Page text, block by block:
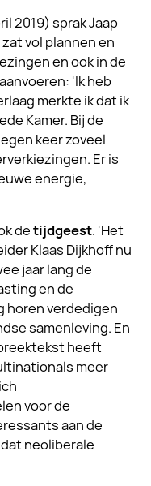
2019) sprak Jaap
vol plannen en
en ook in de
'Ik heb
merkte ik dat ik
Kamer. Bij de
keer zoveel
Er is
energie,
detijdgeest. 'Het
Klaas Dijkhoff nu
jaar lang de
en de
horen verdedigen
samenleving. En
heeft
meer
voor de
aan de
neoliberale